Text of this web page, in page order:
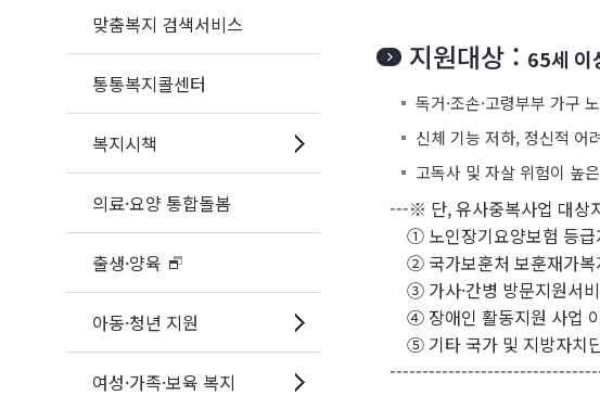
맞춤복지 검색서비스
통통복지콜센터
복지시책
의료·요양 통합돌봄
출생·양육
아동·청년 지원
여성·가족·보육 복지
지원대상 : 65세 이
독거·조손·고령부부 가구
신체 기능 저하, 정신적 어
고독사 및 자살 위험이 높
---※ 단, 유사중복사업 대
① 노인장기요양보험 등급
② 국가보훈처 보훈재가복
③ 가사·간병 방문지원서
④ 장애인 활동지원 사업
⑤ 기타 국가 및 지방자치단